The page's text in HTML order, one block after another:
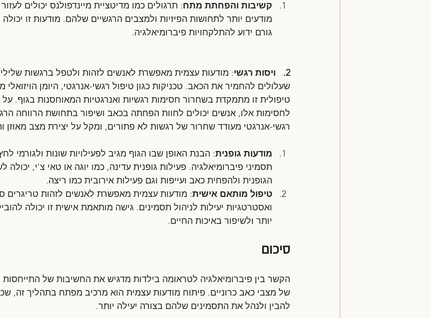
קשיבות והפחתת מתח: תרגולים כמו מדיטציית מיינדפולנס יכולים
מודעים יותר לתחושות הפיזיות ולמצבים הרגשיים שלהם. מודעות זו
גורם ידוע להתלקחויות פיברומיאלגיה.
2.   ויסות רגשי
: מודעות עצמית מאפשרת לאנשים לזהות ולטפל ברגשות
שעלולים להחמיר את הכאב. טכניקות כגון טיפול רגשי-אנרגטי, היומן הויזואלי
טיפולית זו מתמקדת בשחרור חסימות רגשיות ואנרגטיות המאוחסנות בגוף. על
לחסימות אלו, אנשים יכולים לחוות הפחתה בכאב ושיפור בתחושת הרווחה
רגשי-אנרגטי מעודד שחרור של רגשות לא פתורים, ומקל על יצירת מצב מאוזן
מודעות גופנית: הבנת האופן שבו הגוף מגיב לפעילויות שונות ולגורמי
תסמיני פיברומיאלגיה. פעילות גופנית עדינה, כמו יוגה או טאי צ'י,
הגופנית ולהפחית כאב ועייפות וגם פעילות אירובית כמו ריצה.
טיפול מותאם אישית: מודעות עצמית מאפשרת לאנשים לזהות טריגרים
ואסטרטגיות יעילות לניהול תסמינים. גישה מותאמת אישית זו יכולה
יותר ולשיפור באיכות החיים.
סיכום
הקשר בין פיברומיאלגיה לטראומה בילדות מדגיש את החשיבות של התייחסות
של מצבי כאב כרוניים. פיתוח מודעות עצמית הוא מרכיב מפתח בתהליך זה,
להבין ולנהל את התסמינים שלהם בצורה יעילה יותר.